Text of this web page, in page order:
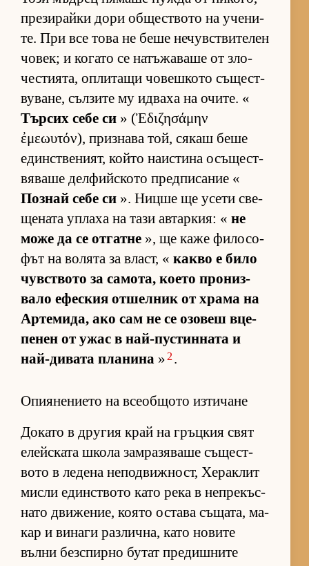
пре­зи­райки дори об­щес­т­вото на уче­ни­
те. При все това не беше не­чув­с­т­ви­те­лен
чо­век; и ко­гато се на­тъ­жа­ваше от зло­
чес­ти­я­та, оп­ли­тащи чо­веш­кото съ­щес­т­
ву­ва­не, съл­зите му ид­ваха на очи­те. «
Тър­сих себе си » (Ἐδιζησάμην
ἐμεωυτόν), приз­нава той, ся­каш беше
един­с­т­ве­ни­ят, който на­ис­тина осъ­щес­т­
вя­ваше дел­фийс­кото пред­пи­са­ние «
Поз­най себе си ». Ницше ще усети све­
ще­ната уп­лаха на тази ав­тар­кия: « не
може да се от­гатне », ще каже фи­ло­со­
фът на во­лята за власт, « какво е било
чув­с­т­вото за са­мо­та, ко­ето про­низ­
вало ефес­кия от­шел­ник от храма на
Ар­те­ми­да, ако сам не се озо­веш вце­
пе­нен от ужас в най-пус­тин­ната и
най-ди­вата пла­нина » 2 .
Опиянението на всеобщото изтичане
До­като в дру­гия край на гръц­кия свят
елейс­ката школа зам­ра­зя­ваше съ­щес­т­
вото в ле­дена не­под­виж­ност, Хе­рак­лит
мисли един­с­т­вото като река в неп­ре­къс­
нато дви­же­ние, ко­ято ос­тава съ­ща­та, ма­
кар и ви­наги раз­лич­на, като но­вите
вълни без­спирно бу­тат пре­диш­ните